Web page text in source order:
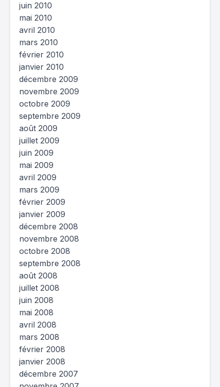
juin 2010
mai 2010
avril 2010
mars 2010
février 2010
janvier 2010
décembre 2009
novembre 2009
octobre 2009
septembre 2009
août 2009
juillet 2009
juin 2009
mai 2009
avril 2009
mars 2009
février 2009
janvier 2009
décembre 2008
novembre 2008
octobre 2008
septembre 2008
août 2008
juillet 2008
juin 2008
mai 2008
avril 2008
mars 2008
février 2008
janvier 2008
décembre 2007